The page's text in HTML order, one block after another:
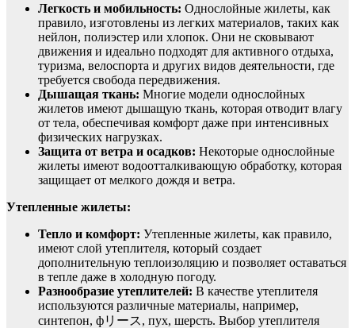
Легкость и мобильность: Однослойные жилеты, как
правило, изготовлены из легких материалов, таких как
нейлон, полиэстер или хлопок. Они не сковывают
движения и идеально подходят для активного отдыха,
туризма, велоспорта и других видов деятельности, где
требуется свобода передвижения.
Дышащая ткань: Многие модели однослойных
жилетов имеют дышащую ткань, которая отводит влагу
от тела, обеспечивая комфорт даже при интенсивных
физических нагрузках.
Защита от ветра и осадков: Некоторые однослойные
жилеты имеют водоотталкивающую обработку, которая
защищает от мелкого дождя и ветра.
Утепленные жилеты:
Тепло и комфорт: Утепленные жилеты, как правило,
имеют слой утеплителя, который создает
дополнительную теплоизоляцию и позволяет оставаться
в тепле даже в холодную погоду.
Разнообразие утеплителей: В качестве утеплителя
используются различные материалы, например,
синтепон, фリース, пух, шерсть. Выбор утеплителя